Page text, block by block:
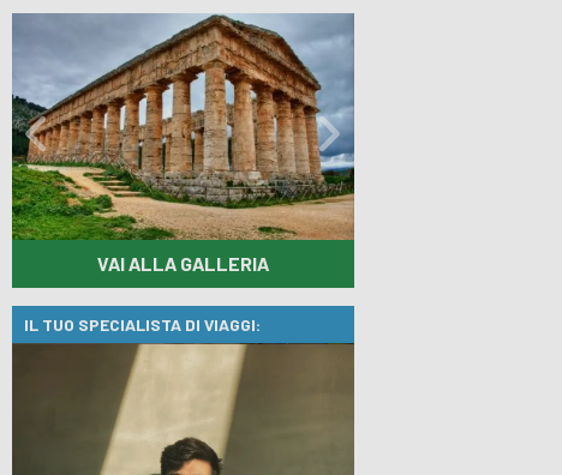
Next
VAI ALLA GALLERIA
IL TUO SPECIALISTA DI VIAGGI: